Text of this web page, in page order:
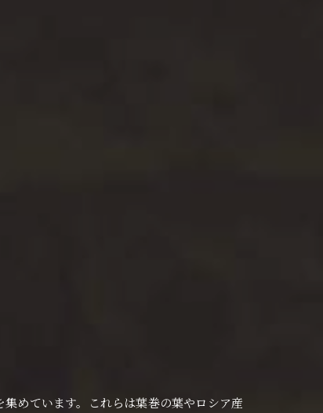
めています。これらは葉巻の葉やロシア産